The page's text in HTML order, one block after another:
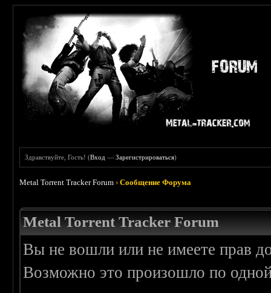
Здравствуйте, Гость! (Вход —Зарегистрироваться)
Metal Torrent Tracker Forum ›Сообщение Форума
Metal Torrent Tracker Forum
Вы не вошли или не имеете прав
Возможно это произошло по